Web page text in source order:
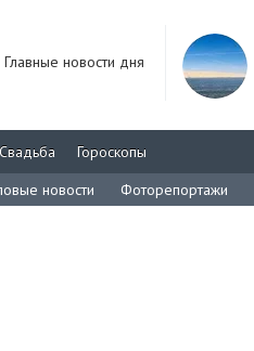
Главные новости дня
Свадьба
Гороскопы
новости Фоторепортажи